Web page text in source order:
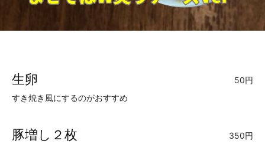
生卵
50円
すき焼き風にするのがおすすめ
豚増し２枚
350円